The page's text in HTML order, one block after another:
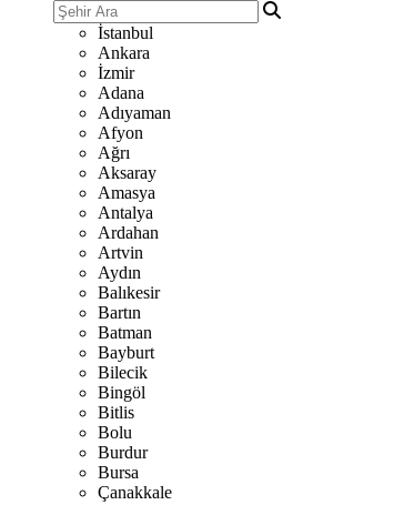
İstanbul
Ankara
İzmir
Adana
Adıyaman
Afyon
Ağrı
Aksaray
Amasya
Antalya
Ardahan
Artvin
Aydın
Balıkesir
Bartın
Batman
Bayburt
Bilecik
Bingöl
Bitlis
Bolu
Burdur
Bursa
Çanakkale